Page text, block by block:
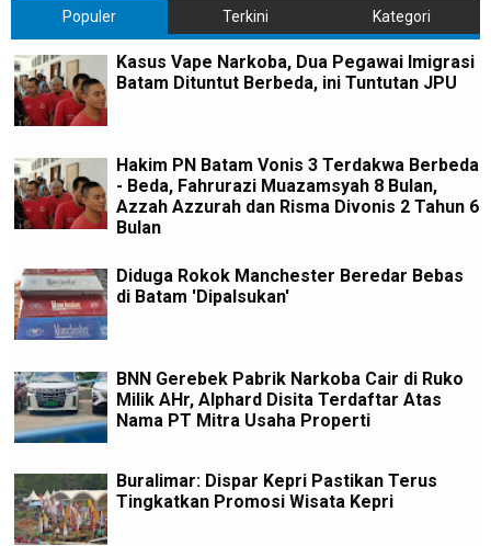
Populer Terkini Kategori
Kasus Vape Narkoba, Dua Pegawai Imigrasi
Batam Dituntut Berbeda, ini Tuntutan JPU
Hakim PN Batam Vonis 3 Terdakwa Berbeda
- Beda, Fahrurazi Muazamsyah 8 Bulan,
Azzah Azzurah dan Risma Divonis 2 Tahun 6
Bulan
Diduga Rokok Manchester Beredar Bebas
di Batam 'Dipalsukan'
BNN Gerebek Pabrik Narkoba Cair di Ruko
Milik AHr, Alphard Disita Terdaftar Atas
Nama PT Mitra Usaha Properti
Buralimar: Dispar Kepri Pastikan Terus
Tingkatkan Promosi Wisata Kepri